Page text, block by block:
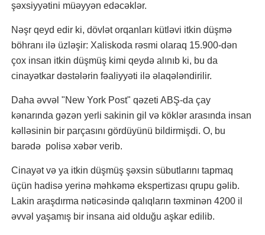
şəxsiyyətini müəyyən edəcəklər.
Nəşr qeyd edir ki, dövlət orqanları kütləvi itkin düşmə
böhranı ilə üzləşir: Xaliskoda rəsmi olaraq 15.900-dən
çox insan itkin düşmüş kimi qeydə alınıb ki, bu da
cinayətkar dəstələrin fəaliyyəti ilə əlaqələndirilir.
Daha əvvəl "New York Post" qəzeti ABŞ-da çay
kənarında gəzən yerli sakinin gil və köklər arasında insan
kəlləsinin bir parçasını gördüyünü bildirmişdi. O, bu
barədə polisə xəbər verib.
Cinayət və ya itkin düşmüş şəxsin sübutlarını tapmaq
üçün hadisə yerinə məhkəmə ekspertizası qrupu gəlib.
Lakin araşdırma nəticəsində qalıqların təxminən 4200 il
əvvəl yaşamış bir insana aid olduğu aşkar edilib.